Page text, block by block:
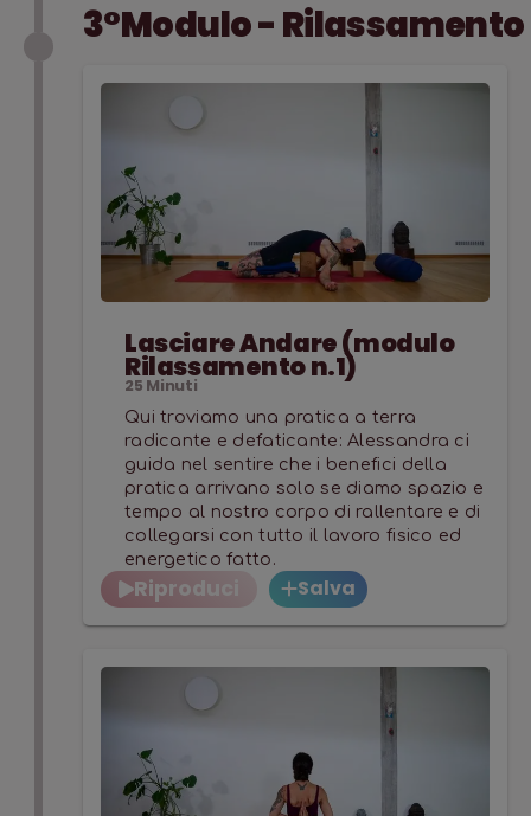
3°Modulo - Rilassamento
Lasciare Andare (modulo
Rilassamento n.1)
25 Minuti
Qui troviamo una pratica a terra
radicante e defaticante: Alessandra ci
guida nel sentire che i benefici della
pratica arrivano solo se diamo spazio e
tempo al nostro corpo di rallentare e di
collegarsi con tutto il lavoro fisico ed
energetico fatto.
Riproduci Salva